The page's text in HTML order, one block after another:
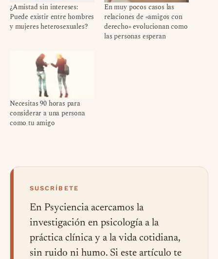
¿Amistad sin intereses:
Puede existir entre hombres
y mujeres heterosexuales?
En muy pocos casos las
relaciones de «amigos con
derecho» evolucionan como
las personas esperan
Necesitas 90 horas para
considerar a una persona
como tu amigo
SUSCRÍBETE
En Psyciencia acercamos la
investigación en psicología a la
práctica clínica y a la vida cotidiana,
sin ruido ni humo. Si este artículo te